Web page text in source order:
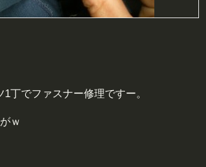
丁でファスナー修理ですー。
ｗ